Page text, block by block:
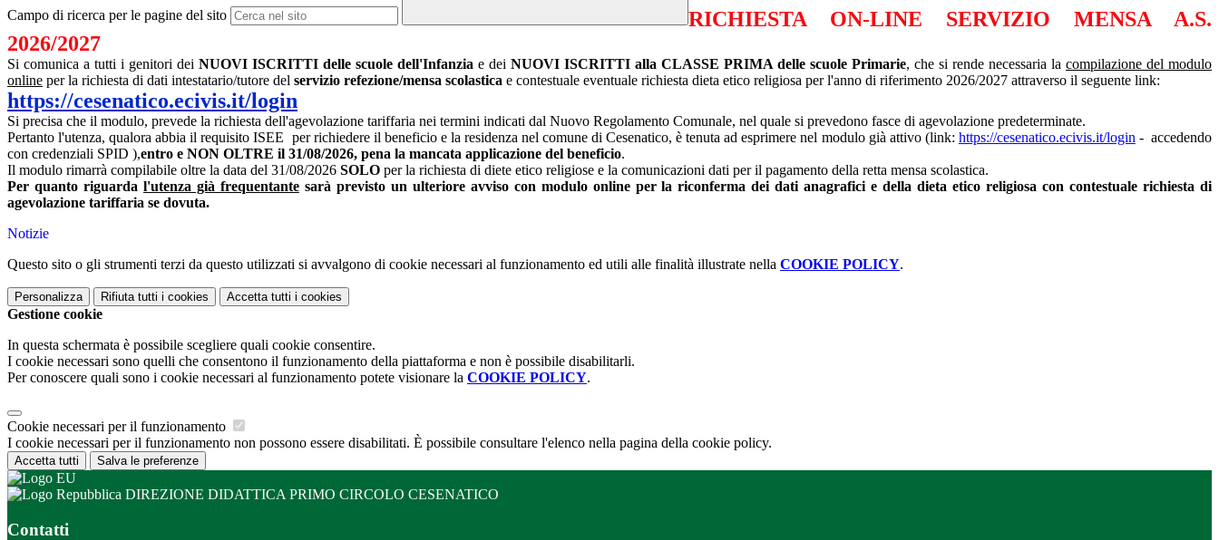
Campo di ricerca per le pagine del sito
RICHIESTA ON-LINE SERVIZIO MENSA A.S.
2026/2027
Si comunica a tutti i genitori dei NUOVI ISCRITTI delle scuole dell'Infanzia e dei NUOVI ISCRITTI alla CLASSE PRIMA delle scuole Primarie, che si rende necessaria la compilazione del modulo
online per la richiesta di dati intestatario/tutore del servizio refezione/mensa scolastica e contestuale eventuale richiesta dieta etico religiosa per l'anno di riferimento 2026/2027 attraverso il seguente link:
https://cesenatico.ecivis.it/login
Si precisa che il modulo, prevede la richiesta dell'agevolazione tariffaria nei termini indicati dal Nuovo Regolamento Comunale, nel quale si prevedono fasce di agevolazione predeterminate.
Pertanto l'utenza, qualora abbia il requisito ISEE per richiedere il beneficio e la residenza nel comune di Cesenatico, è tenuta ad esprimere nel modulo già attivo (link: https://cesenatico.ecivis.it/login - accedendo
con credenziali SPID ),entro e NON OLTRE il 31/08/2026, pena la mancata applicazione del beneficio.
Il modulo rimarrà compilabile oltre la data del 31/08/2026 SOLO per la richiesta di diete etico religiose e la comunicazioni dati per il pagamento della retta mensa scolastica.
Per quanto riguarda l'utenza già frequentantesarà previsto un ulteriore avviso con modulo online per la riconferma dei dati anagrafici e della dieta etico religiosa con contestuale richiesta di
agevolazione tariffaria se dovuta.
Notizie
Questo sito o gli strumenti terzi da questo utilizzati si avvalgono di cookie necessari al funzionamento ed utili alle finalità illustrate nella COOKIE POLICY.
Personalizza Rifiuta tutti i cookies Accetta tutti i cookies
Gestione cookie
In questa schermata è possibile scegliere quali cookie consentire.
I cookie necessari sono quelli che consentono il funzionamento della piattaforma e non è possibile disabilitarli.
Per conoscere quali sono i cookie necessari al funzionamento potete visionare la COOKIE POLICY.
Cookie necessari per il funzionamento
I cookie necessari per il funzionamento non possono essere disabilitati. È possibile consultare l'elenco nella pagina della cookie policy.
Accetta tutti Salva le preferenze
DIREZIONE DIDATTICA PRIMO CIRCOLO CESENATICO
Contatti